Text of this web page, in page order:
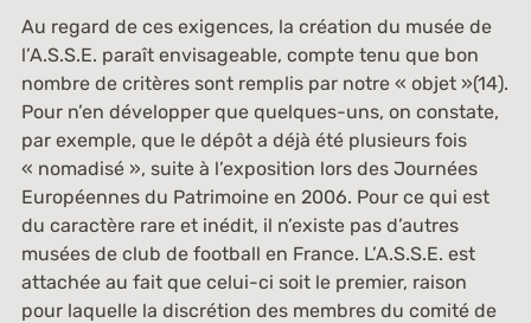
Au regard de ces exigences, la création du musée de
l’A.S.S.E. paraît envisageable, compte tenu que bon
nombre de critères sont remplis par notre « objet »(14).
Pour n’en développer que quelques-uns, on constate,
par exemple, que le dépôt a déjà été plusieurs fois
« nomadisé », suite à l’exposition lors des Journées
Européennes du Patrimoine en 2006. Pour ce qui est
du caractère rare et inédit, il n’existe pas d’autres
musées de club de football en France. L’A.S.S.E. est
attachée au fait que celui-ci soit le premier, raison
pour laquelle la discrétion des membres du comité de